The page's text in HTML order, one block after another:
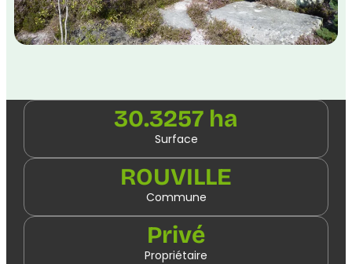
30.3257 ha
Surface
ROUVILLE
Commune
Privé
Propriétaire